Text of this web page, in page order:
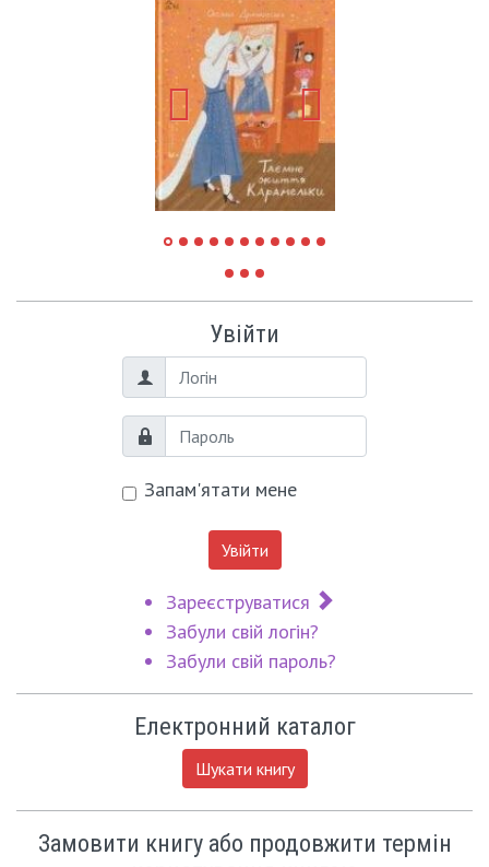
Увійти
Логін
Пароль
Запам'ятати мене
Увійти
Зареєструватися
Забули свій логін?
Забули свій пароль?
Електронний каталог
Шукати книгу
Замовити книгу або продовжити термін